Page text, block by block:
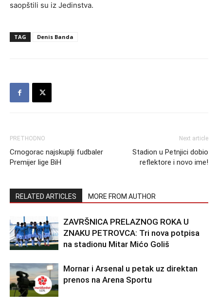
saopštili su iz Jedinstva.
TAG Denis Banda
PRETHODNO
Crnogorac najskuplji fudbaler
Premijer lige BiH
Next article
Stadion u Petnjici dobio
reflektore i novo ime!
RELATED ARTICLES MORE FROM AUTHOR
ZAVRŠNICA PRELAZNOG ROKA U
ZNAKU PETROVCA: Tri nova potpisa
na stadionu Mitar Mićo Goliš
Mornar i Arsenal u petak uz direktan
prenos na Arena Sportu